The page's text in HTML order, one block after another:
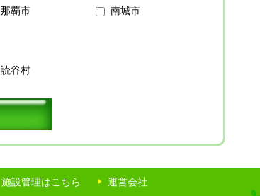
那覇市
南城市
読谷村
施設管理はこちら 運営会社